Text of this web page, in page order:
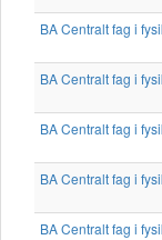
BA Centralt fag i
BA Centralt fag i
BA Centralt fag i
BA Centralt fag i
BA Centralt fag i